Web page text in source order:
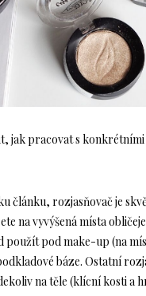
jak pracovat s
článku, rozjasňovač je
na vyvýšená místa
použít pod make-up (na
báze. Ostatní
na těle (klícní kosti a